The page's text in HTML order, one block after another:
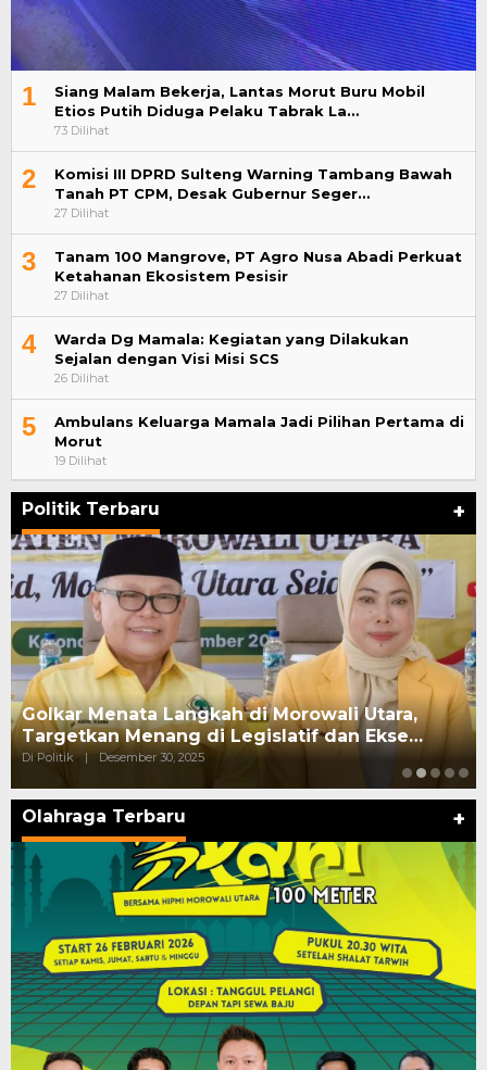
1
Siang Malam Bekerja, Lantas Morut Buru Mobil
Etios Putih Diduga Pelaku Tabrak La…
73 Dilihat
2
Komisi III DPRD Sulteng Warning Tambang Bawah
Tanah PT CPM, Desak Gubernur Seger…
27 Dilihat
3
Tanam 100 Mangrove, PT Agro Nusa Abadi Perkuat
Ketahanan Ekosistem Pesisir
27 Dilihat
4
Warda Dg Mamala: Kegiatan yang Dilakukan
Sejalan dengan Visi Misi SCS
26 Dilihat
5
Ambulans Keluarga Mamala Jadi Pilihan Pertama di
Morut
19 Dilihat
Politik Terbaru +
Golkar Menata Langkah di Morowali Utara,
Targetkan Menang di Legislatif dan Ekse…
Di Politik | Desember 30, 2025
Olahraga Terbaru +